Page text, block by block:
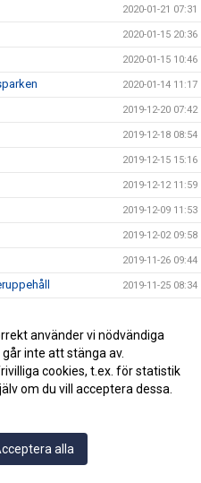
2020-01-21 07:31
2020-01-15 20:36
2020-01-15 10:46
2020-01-14 11:17
2019-12-20 07:42
2019-12-18 08:54
2019-12-15 15:16
2019-12-12 11:59
2019-12-09 11:53
2019-12-02 09:58
2019-11-26 09:44
2019-11-25 08:34
2019-11-22 07:43
2019-11-15 09:16
den 3 november
2019-10-30 09:04
till ÄFF
använder vi nödvändiga
inte att stänga av.
cookies, t.ex. för statistik
om du vill acceptera dessa.
alla